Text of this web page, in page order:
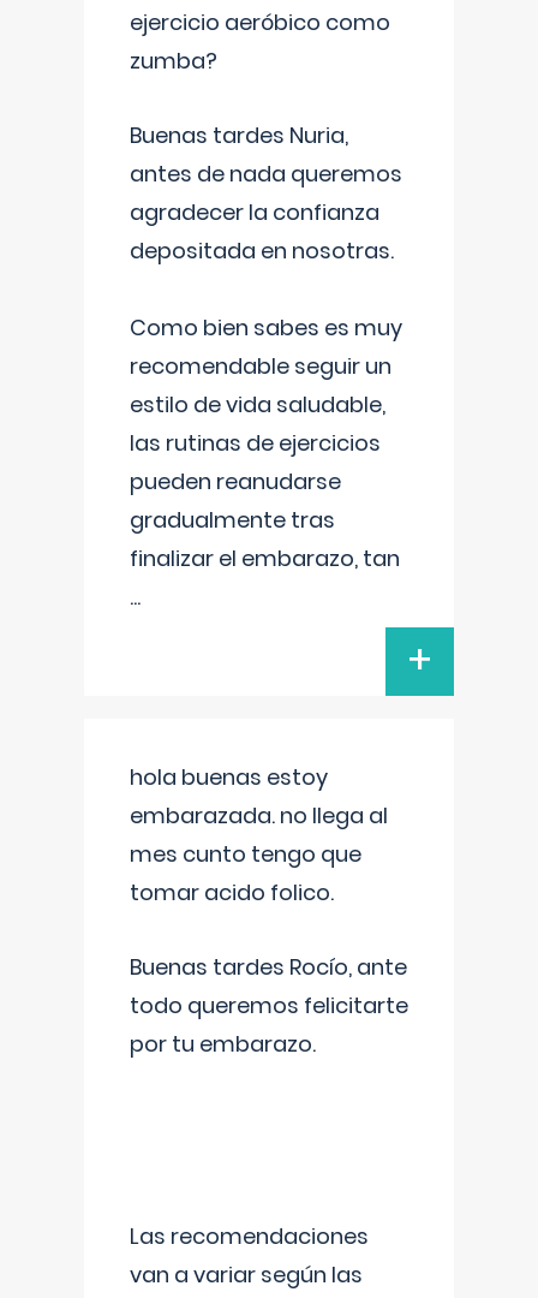
ejercicio aeróbico como
zumba?
Buenas tardes Nuria,
antes de nada queremos
agradecer la confianza
depositada en nosotras.
Como bien sabes es muy
recomendable seguir un
estilo de vida saludable,
las rutinas de ejercicios
pueden reanudarse
gradualmente tras
finalizar el embarazo, tan
...
+
hola buenas estoy
embarazada. no llega al
mes cunto tengo que
tomar acido folico.
Buenas tardes Rocío, ante
todo queremos felicitarte
por tu embarazo.
Las recomendaciones
van a variar según las